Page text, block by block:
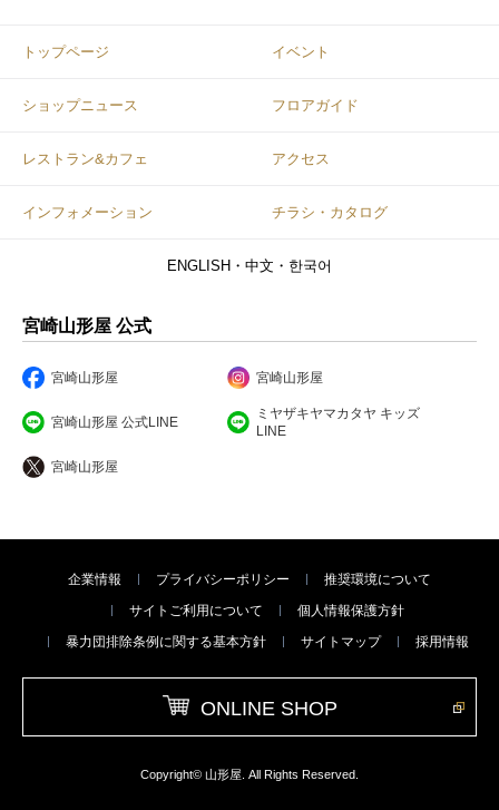
トップページ イベント
ショップニュース フロアガイド
レストラン&カフェ アクセス
インフォメーション チラシ・カタログ
ENGLISH・中文・한국어
宮崎山形屋 公式
宮崎山形屋 宮崎山形屋
宮崎山形屋 公式LINE
ミヤザキヤマカタヤ キッズ
LINE
宮崎山形屋
企業情報 プライバシーポリシー
推奨環境について
サイトご利用について
個人情報保護方針
暴力団排除条例に関する基本方針
サイトマップ 採用情報
ONLINE SHOP
Copyright© 山形屋. All Rights Reserved.